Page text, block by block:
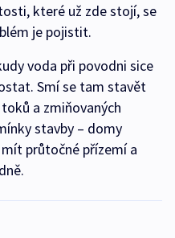
které už zde stojí, se
je pojistit.
voda při povodni sice
Smí se tam stavět
a zmiňovaných
stavby – domy
průtočné přízemí a